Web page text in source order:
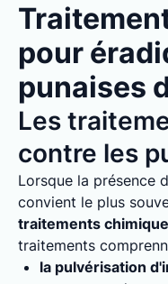
pour
punaises
Les
contre les
Lorsque la présence
convient le plus
traitements
traitements
la pulvérisation